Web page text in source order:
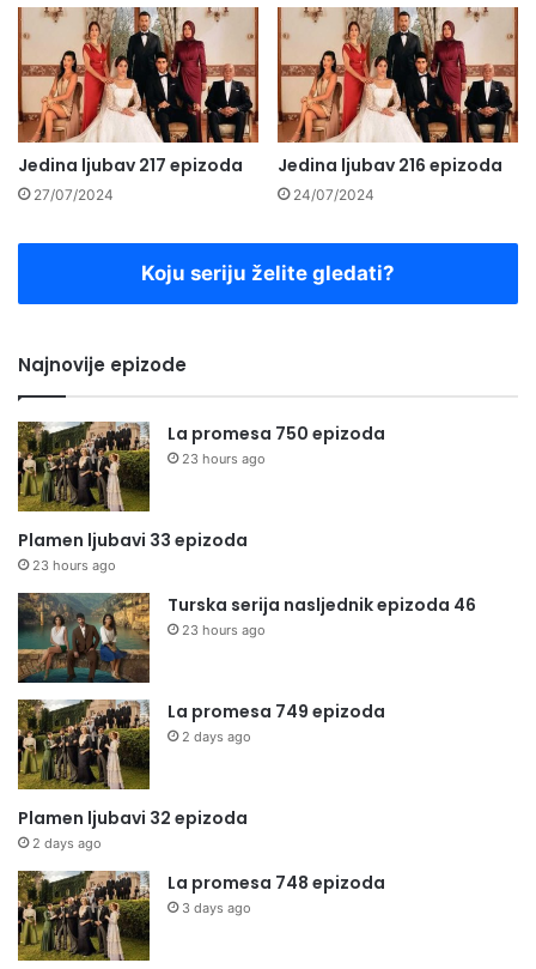
Jedina ljubav 217 epizoda
27/07/2024
Jedina ljubav 216 epizoda
24/07/2024
Koju seriju želite gledati?
Najnovije epizode
La promesa 750 epizoda
23 hours ago
Plamen ljubavi 33 epizoda
23 hours ago
Turska serija nasljednik epizoda 46
23 hours ago
La promesa 749 epizoda
2 days ago
Plamen ljubavi 32 epizoda
2 days ago
La promesa 748 epizoda
3 days ago